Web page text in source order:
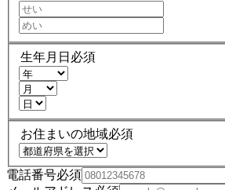
生年月日 必須
お住まいの地域必須
電話番号必須